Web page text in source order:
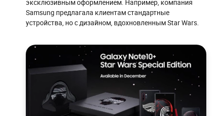
эксклюзивным оформлением. Например, компания
Samsung предлагала клиентам стандартные
устройства, но с дизайном, вдохновленным Star Wars.